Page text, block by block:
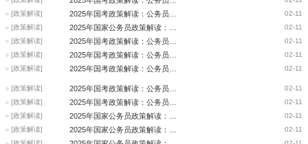
02-11
[政策解读]
02-11
[政策解读]
02-11
[政策解读]
02-11
[政策解读]
02-11
[政策解读]
02-11
[政策解读]
02-11
[政策解读]
02-11
[政策解读]
02-11
[政策解读]